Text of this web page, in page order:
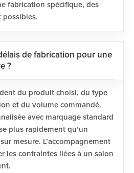
fabrication spécifique, des
possibles.
de fabrication pour une
?
du produit choisi, du type
et du volume commandé.
avec marquage standard
plus rapidement qu’un
mesure. L’accompagnement
les contraintes liées à un salon